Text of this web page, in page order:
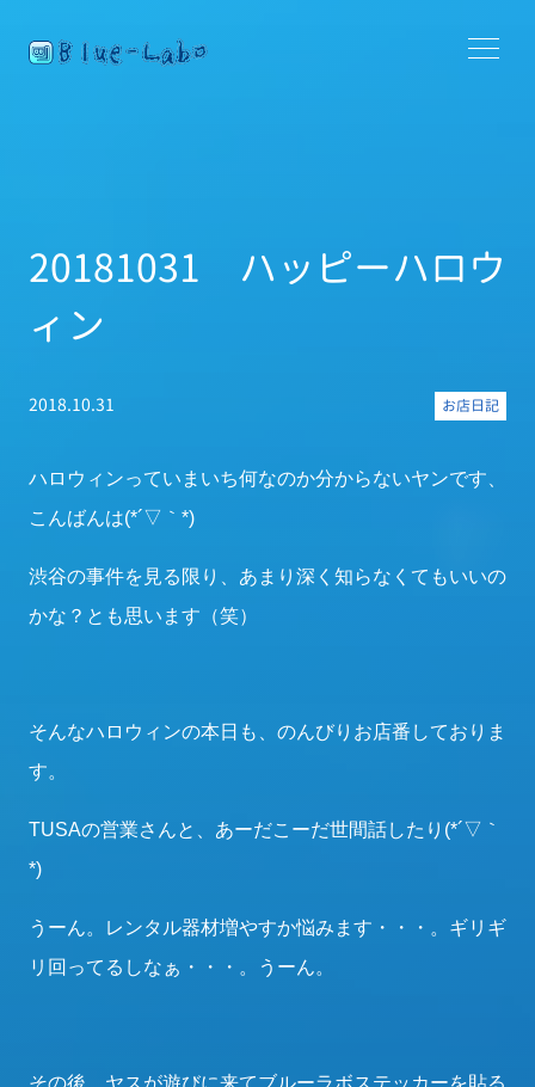
20181031 ハッピーハロウ
ィン
2018.10.31 お店日記
ハロウィンっていまいち何なのか分からないヤンです、
こんばんは(*´▽｀*)
渋谷の事件を見る限り、あまり深く知らなくてもいいの
かな？とも思います（笑）
そんなハロウィンの本日も、のんびりお店番しておりま
す。
TUSAの営業さんと、あーだこーだ世間話したり(*´▽｀
*)
うーん。レンタル器材増やすか悩みます・・・。ギリギ
リ回ってるしなぁ・・・。うーん。
その後、ヤスが遊びに来てブルーラボステッカーを貼る